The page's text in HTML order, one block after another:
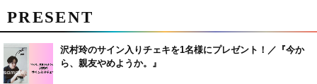
PRESENT
沢村玲のサイン入りチェキを1名様にプレゼント！／『今か
ら、親友やめようか。』